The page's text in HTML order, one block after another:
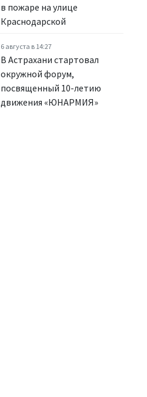
в пожаре на улице
Краснодарской
6 августа в 14:27
В Астрахани стартовал
окружной форум,
посвященный 10-летию
движения «ЮНАРМИЯ»